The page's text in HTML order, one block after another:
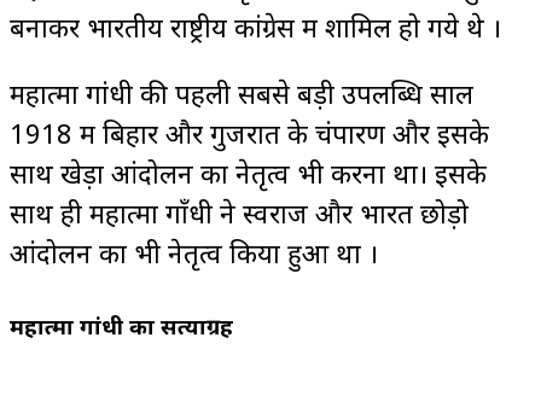
बनाकर भारतीय राष्ट्रीय कांग्रेस में शामिल हो गये थे ।
महात्मा गांधी की पहली सबसे बड़ी उपलब्धि साल
1918 में बिहार और गुजरात के चंपारण और इसके
साथ खेड़ा आंदोलन का नेतृत्व भी करना था। इसके
साथ ही महात्मा गाँधी ने स्वराज और भारत छोड़ो
आंदोलन का भी नेतृत्व किया हुआ था ।
महात्मा गांधी का सत्याग्रह